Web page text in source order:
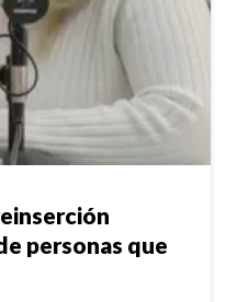
personas que